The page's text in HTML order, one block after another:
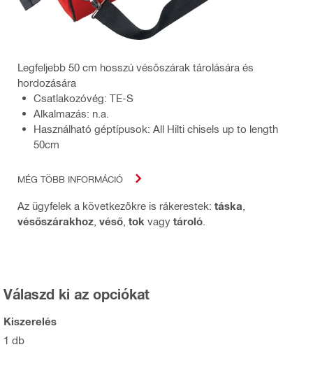
Legfeljebb 50 cm hosszú vésőszárak tárolására és
hordozására
Csatlakozóvég: TE-S
Alkalmazás: n.a.
Használható géptípusok: All Hilti chisels up to length
50cm
MÉG TÖBB INFORMÁCIÓ
Az ügyfelek a következőkre is rákerestek: táska
vésőszárakhoz véső tok vagy tároló
Válaszd ki az opciókat
Kiszerelés
1 db